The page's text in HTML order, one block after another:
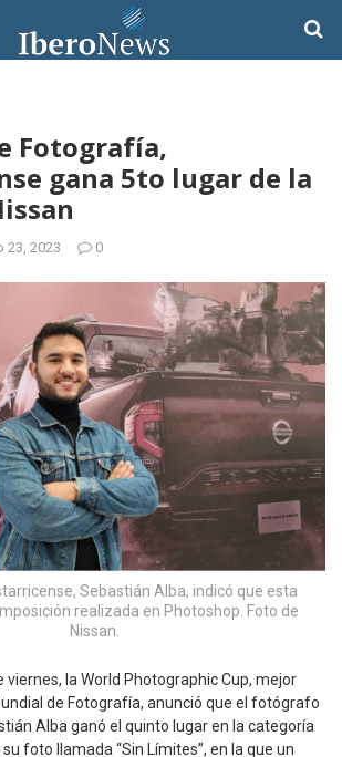
Fotografía,
gana 5to lugar de la
23, 2023 0
Sebastián Alba, indicó que esta
realizada en Photoshop. Foto de
Nissan.
viernes, la World Photographic Cup, mejor
de Fotografía, anunció que el fotógrafo
Alba ganó el quinto lugar en la categoría
foto llamada “Sin Límites”, en la que un